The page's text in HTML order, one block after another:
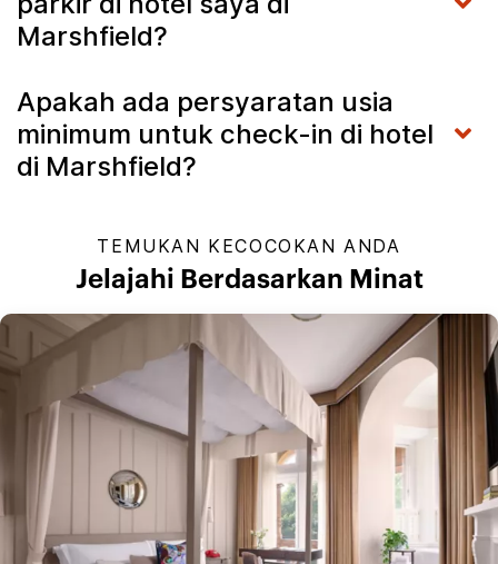
Marshfield?
Apakah ada persyaratan usia
minimum untuk check-in di hotel
di Marshfield?
TEMUKAN KECOCOKAN ANDA
Jelajahi Berdasarkan Minat